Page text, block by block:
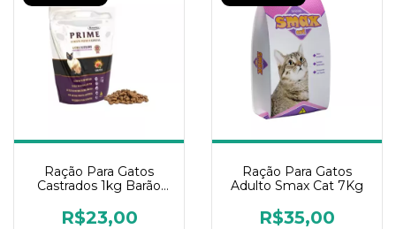
Ração Para Gatos
Castrados 1kg Barão
R$23,00
Ração Para Gatos
Adulto Smax Cat 7Kg
R$35,00